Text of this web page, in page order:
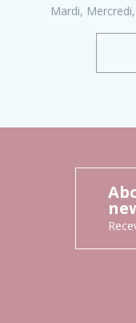
Mardi,